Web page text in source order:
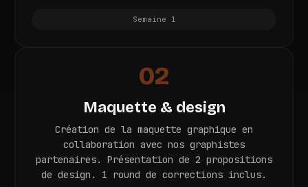
Semaine 1
02
Maquette & design
Création de la maquette graphique en
collaboration avec nos graphistes
partenaires. Présentation de 2 propositions
de design. 1 round de corrections inclus.